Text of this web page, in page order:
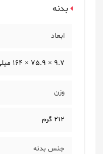
بدنه
ابعاد
9.7 × 75.9 × 164 میلی متر
وزن
212 گرم
جنس بدنه